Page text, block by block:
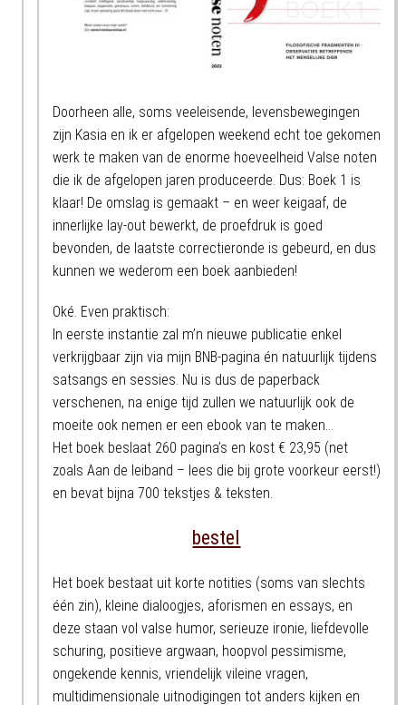
Doorheen alle, soms veeleisende, levensbewegingen
zijn Kasia en ik er afgelopen weekend echt toe gekomen
werk te maken van de enorme hoeveelheid Valse noten
die ik de afgelopen jaren produceerde. Dus: Boek 1 is
klaar! De omslag is gemaakt – en weer keigaaf, de
innerlijke lay-out bewerkt, de proefdruk is goed
bevonden, de laatste correctieronde is gebeurd, en dus
kunnen we wederom een boek aanbieden!
Oké. Even praktisch:
In eerste instantie zal m’n nieuwe publicatie enkel
verkrijgbaar zijn via mijn BNB-pagina én natuurlijk tijdens
satsangs en sessies. Nu is dus de paperback
verschenen, na enige tijd zullen we natuurlijk ook de
moeite ook nemen er een ebook van te maken…
Het boek beslaat 260 pagina’s en kost € 23,95 (net
zoals Aan de leiband – lees die bij grote voorkeur eerst!)
en bevat bijna 700 tekstjes & teksten.
bestel
Het boek bestaat uit korte notities (soms van slechts
één zin), kleine dialoogjes, aforismen en essays, en
deze staan vol valse humor, serieuze ironie, liefdevolle
schuring, positieve argwaan, hoopvol pessimisme,
ongekende kennis, vriendelijk vileine vragen,
multidimensionale uitnodigingen tot anders kijken en